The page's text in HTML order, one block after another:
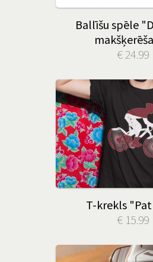
Ballīšu spēle
€ 24.99
T-krekls
€ 15.99